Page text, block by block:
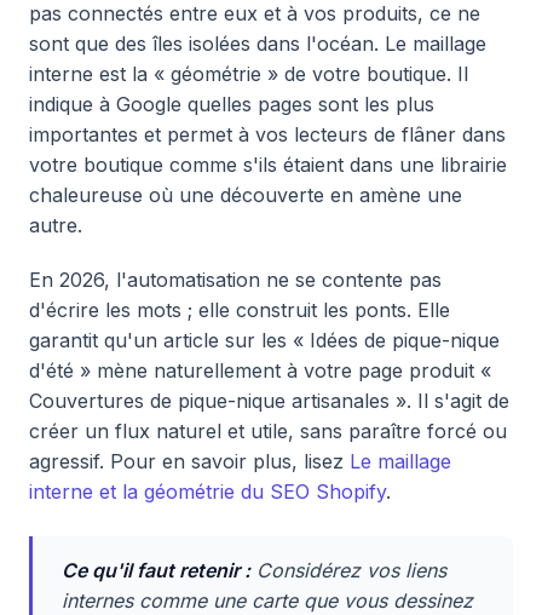
pas connectés entre eux et à vos produits, ce ne
sont que des îles isolées dans l'océan. Le maillage
interne est la « géométrie » de votre boutique. Il
indique à Google quelles pages sont les plus
importantes et permet à vos lecteurs de flâner dans
votre boutique comme s'ils étaient dans une librairie
chaleureuse où une découverte en amène une
autre.
En 2026, l'automatisation ne se contente pas
d'écrire les mots ; elle construit les ponts. Elle
garantit qu'un article sur les « Idées de pique-nique
d'été » mène naturellement à votre page produit «
Couvertures de pique-nique artisanales ». Il s'agit de
créer un flux naturel et utile, sans paraître forcé ou
agressif. Pour en savoir plus, lisez Le maillage
interne et la géométrie du SEO Shopify.
Ce qu'il faut retenir :Considérez vos liens
internes comme une carte que vous dessinez